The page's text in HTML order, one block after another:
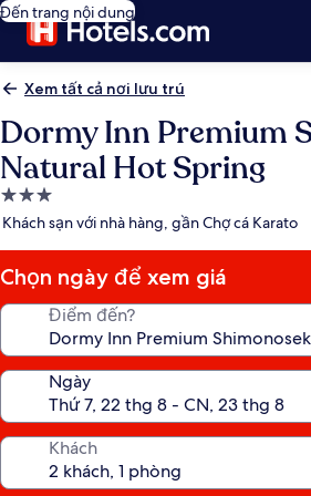
Đến trang nội dung
Xem tất cả nơi lưu trú
Dormy Inn Premium
Natural Hot Spring
Nơi
lưu
3.0
sao
Khách sạn với nhà hàng, gần Chợ cá Karato
Chọn ngày để xem giá
Điểm đến?
Ngày
Khách